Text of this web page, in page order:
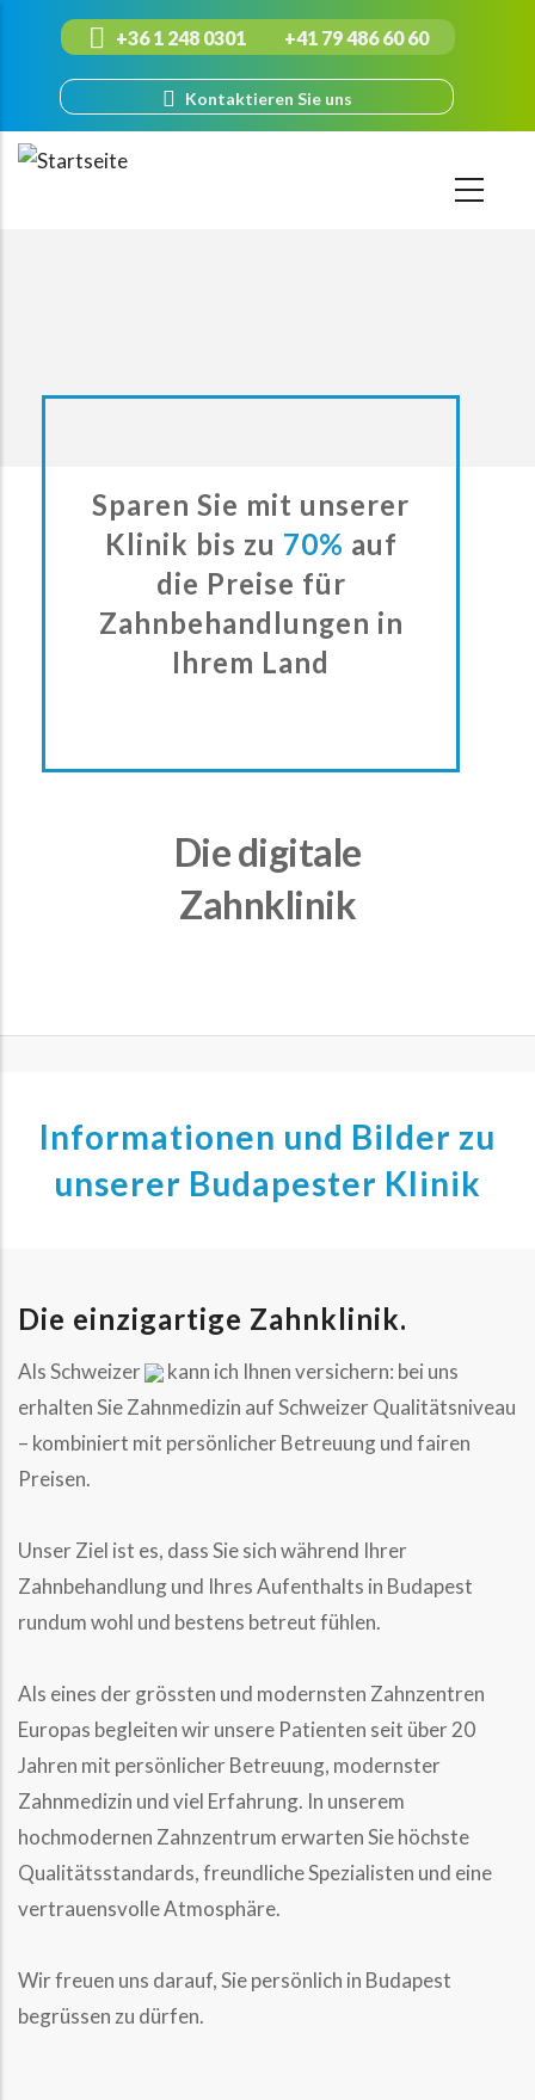
+36 1 248 0301 +41 79 486 60 60
Kontaktieren Sie uns
Sparen Sie mit unserer
Klinik bis zu 70% auf
die Preise für
Zahnbehandlungen in
Ihrem Land
Die digitale
Zahnklinik
Informationen und Bilder zu
unserer Budapester Klinik
Die einzigartige Zahnklinik.
Als Schweizer
kann ich Ihnen versichern: bei uns
erhalten Sie Zahnmedizin auf Schweizer Qualitätsniveau
– kombiniert mit persönlicher Betreuung und fairen
Preisen.
Unser Ziel ist es, dass Sie sich während Ihrer
Zahnbehandlung und Ihres Aufenthalts in Budapest
rundum wohl und bestens betreut fühlen.
Als eines der grössten und modernsten Zahnzentren
Europas begleiten wir unsere Patienten seit über 20
Jahren mit persönlicher Betreuung, modernster
Zahnmedizin und viel Erfahrung. In unserem
hochmodernen Zahnzentrum erwarten Sie höchste
Qualitätsstandards, freundliche Spezialisten und eine
vertrauensvolle Atmosphäre.
Wir freuen uns darauf, Sie persönlich in Budapest
begrüssen zu dürfen.